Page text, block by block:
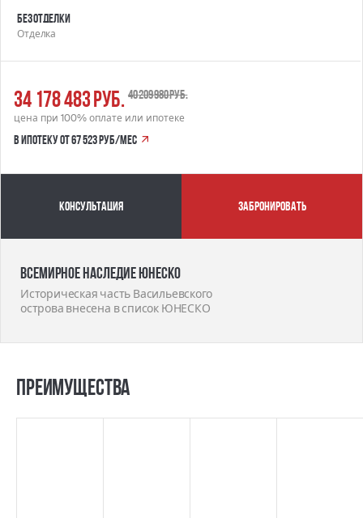
Без отделки
Отделка
34 178 483 руб. 40 209 980 руб.
цена при 100% оплате или ипотеке
в ипотеку от 67 523 руб/мес
Консультация забронировать
Всемирное наследие ЮНЕСКО
Историческая часть Васильевского
острова внесена в список ЮНЕСКО
Преимущества